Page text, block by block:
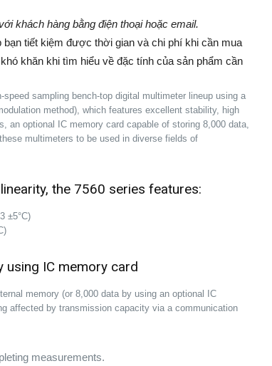
khách hàng bằng điện thoại hoặc email.
tiết kiệm được thời gian và chi phí khi cần mua
khăn khi tìm hiểu về đặc tính của sản phẩm cần
sampling bench-top digital multimeter lineup using a
method), which features excellent stability, high
an optional IC memory card capable of storing 8,000 data,
multimeters to be used in diverse fields of
the 7560 series features:
±5°C)
IC memory card
memory (or 8,000 data by using an optional IC
affected by transmission capacity via a communication
measurements.